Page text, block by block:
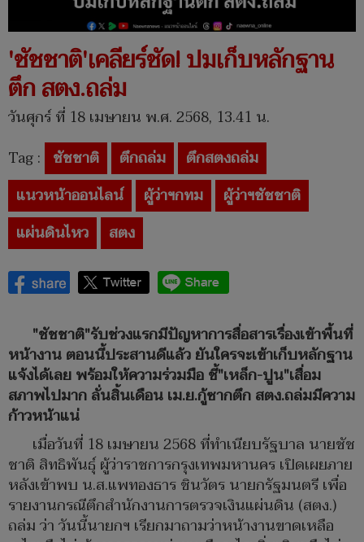
'ชัชชาติ'เคลียร์ชัด! ปมเก็บหลักฐาน
ตึก สตง.ถล่ม
วันศุกร์ ที่ 18 เมษายน พ.ศ. 2568, 13.41 น.
Tag : ชัชชาติ ตึกถล่ม
ตึกสตงถล่ม
แนวหน้าออนไลน์
ผู้ว่าฯกทม
ผู้ว่าฯชัชชาติ
แผ่นดินไหว
สตง
"ชัชชาติ"รับช่วงแรกมีปัญหาการสื่อสารเรื่องเข้าพื้นที่
หน้างาน ตอนนี้ประสานดีแล้ว ยันใครจะเข้าเก็บหลักฐาน
แจ้งได้เลย พร้อมให้ความร่วมมือ ชี้"เหล็ก-ปูน"เสื่อม
สภาพไปมาก ลั่นสิ้นเดือน เม.ย.กู้ซากตึก สตง.ถล่มมีความ
ก้าวหน้าแน่
เมื่อวันที่ 18 เมษายน 2568 ที่ทำเนียบรัฐบาล นายชัช
ชาติ สิทธิพันธุ์ ผู้ว่าราชการกรุงเทพมหานคร เปิดเผยภาย
หลังเข้าพบ น.ส.แพทองธาร ชินวัตร นายกรัฐมนตรี เพื่อ
รายงานกรณีตึกสำนักงานการตรวจเงินแผ่นดิน (สตง.)
ถล่ม ว่า วันนี้นายกฯ เรียกมาถามว่าหน้างานขาดเหลือ